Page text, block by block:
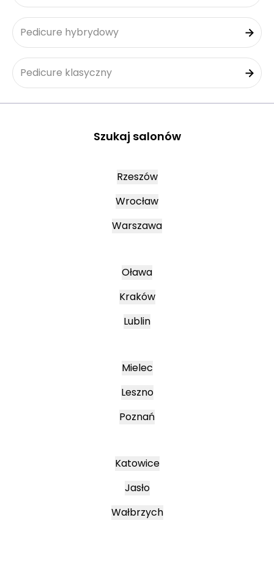
Pedicure hybrydowy
Pedicure klasyczny
Szukaj salonów
Rzeszów
Wrocław
Warszawa
Oława
Kraków
Lublin
Mielec
Leszno
Poznań
Katowice
Jasło
Wałbrzych